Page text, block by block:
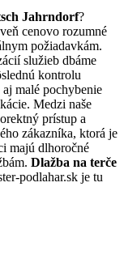
Jahrndorf?
cenovo rozumné
požiadavkám.
služieb dbáme
kontrolu
malé pochybenie
Medzi naše
prístup a
zákazníka, ktorá je
majú dlhoročné
Dlažba na terče
podlahar.sk je tu